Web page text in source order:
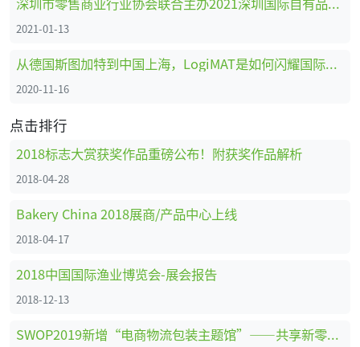
2021-01-13
从德国斯图加特到中国上海，LogiMAT是如何闪耀国际舞台的
2020-11-16
点击排行
2018标志大赏获奖作品重磅公布！附获奖作品解析
2018-04-28
Bakery China 2018展商/产品中心上线
2018-04-17
2018中国国际渔业博览会-展会报告
2018-12-13
SWOP2019新增“电商物流包装主题馆”——共享新零售时代商机